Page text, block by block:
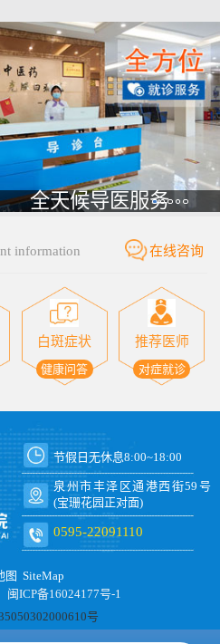
全天候导医服务
information 在线咨询
白斑症状
健康问答
推荐医师
对症就诊
节假日无休息8:00~18:00
泉州市丰泽区通港西街59号
(宝珊花园正对面)
0595-22091110
图 SiteMap
闽ICP备16024177号-1
号